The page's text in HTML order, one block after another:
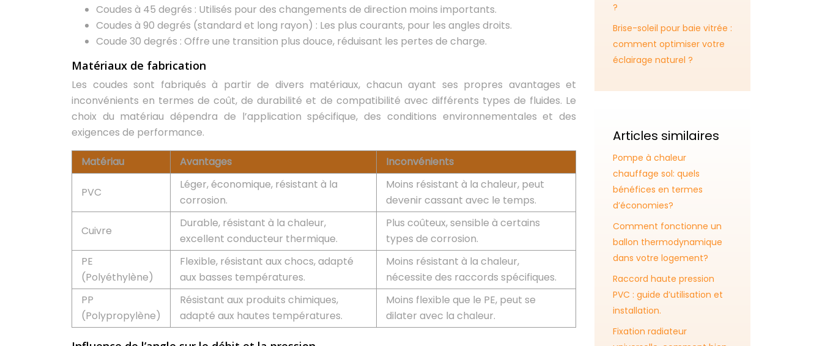
Coudes à 45 degrés : Utilisés pour des changements de direction moins importants.
Coudes à 90 degrés (standard et long rayon) : Les plus courants, pour les angles droits.
Coude 30 degrés : Offre une transition plus douce, réduisant les pertes de charge.
Matériaux de fabrication
Les coudes sont fabriqués à partir de divers matériaux, chacun ayant ses propres avantages et
inconvénients en termes de coût, de durabilité et de compatibilité avec différents types de fluides. Le
choix du matériau dépendra de l’application spécifique, des conditions environnementales et des
exigences de performance.
Matériau Avantages Inconvénients
PVC
Léger, économique, résistant à la
corrosion.
Moins résistant à la chaleur, peut
devenir cassant avec le temps.
Cuivre
Durable, résistant à la chaleur,
excellent conducteur thermique.
Plus coûteux, sensible à certains
types de corrosion.
PE
(Polyéthylène)
Flexible, résistant aux chocs, adapté
aux basses températures.
Moins résistant à la chaleur,
nécessite des raccords spécifiques.
PP
(Polypropylène)
Résistant aux produits chimiques,
adapté aux hautes températures.
Moins flexible que le PE, peut se
dilater avec la chaleur.
?
Brise-soleil pour baie vitrée :
comment optimiser votre
éclairage naturel ?
Articles similaires
Pompe à chaleur
chauffage sol: quels
bénéfices en termes
d’économies?
Comment fonctionne un
ballon thermodynamique
dans votre logement?
Raccord haute pression
PVC : guide d’utilisation et
installation.
Fixation radiateur